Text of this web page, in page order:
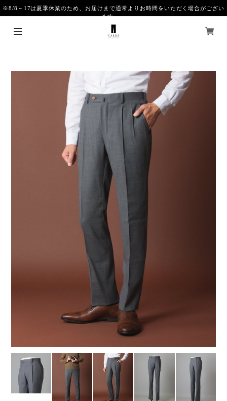
※8/8～17は夏季休業のため、お届けまで通常よりお時間をいただく場合がござい
ます。